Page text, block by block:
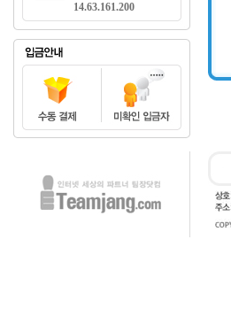
14.63.161.200